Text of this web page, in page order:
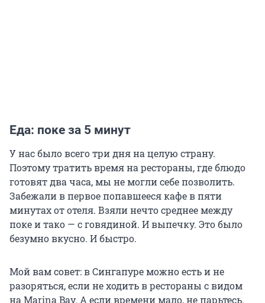
Еда: поке за 5 минут
У нас было всего три дня на целую страну.
Поэтому тратить время на рестораны, где блюдо
готовят два часа, мы не могли себе позволить.
Забежали в первое попавшееся кафе в пяти
минутах от отеля. Взяли нечто среднее между
поке и тако — с говядиной. И выпечку. Это было
безумно вкусно. И быстро.
Мой вам совет: в Сингапуре можно есть и не
разоряться, если не ходить в рестораны с видом
на Marina Bay. А если времени мало, не парьтесь.